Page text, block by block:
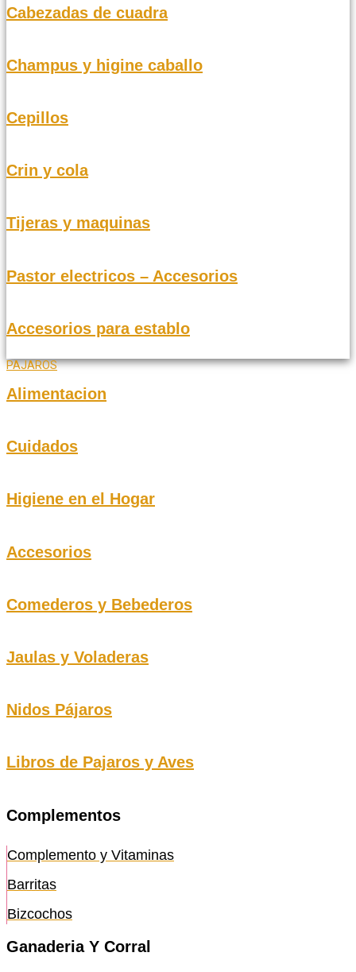
Cabezadas de cuadra
Champus y higine caballo
Cepillos
Crin y cola
Tijeras y maquinas
Pastor electricos – Accesorios
Accesorios para establo
PAJAROS
Alimentacion
Cuidados
Higiene en el Hogar
Accesorios
Comederos y Bebederos
Jaulas y Voladeras
Nidos Pájaros
Libros de Pajaros y Aves
Complementos
Complemento y Vitaminas
Barritas
Bizcochos
Ganaderia Y Corral